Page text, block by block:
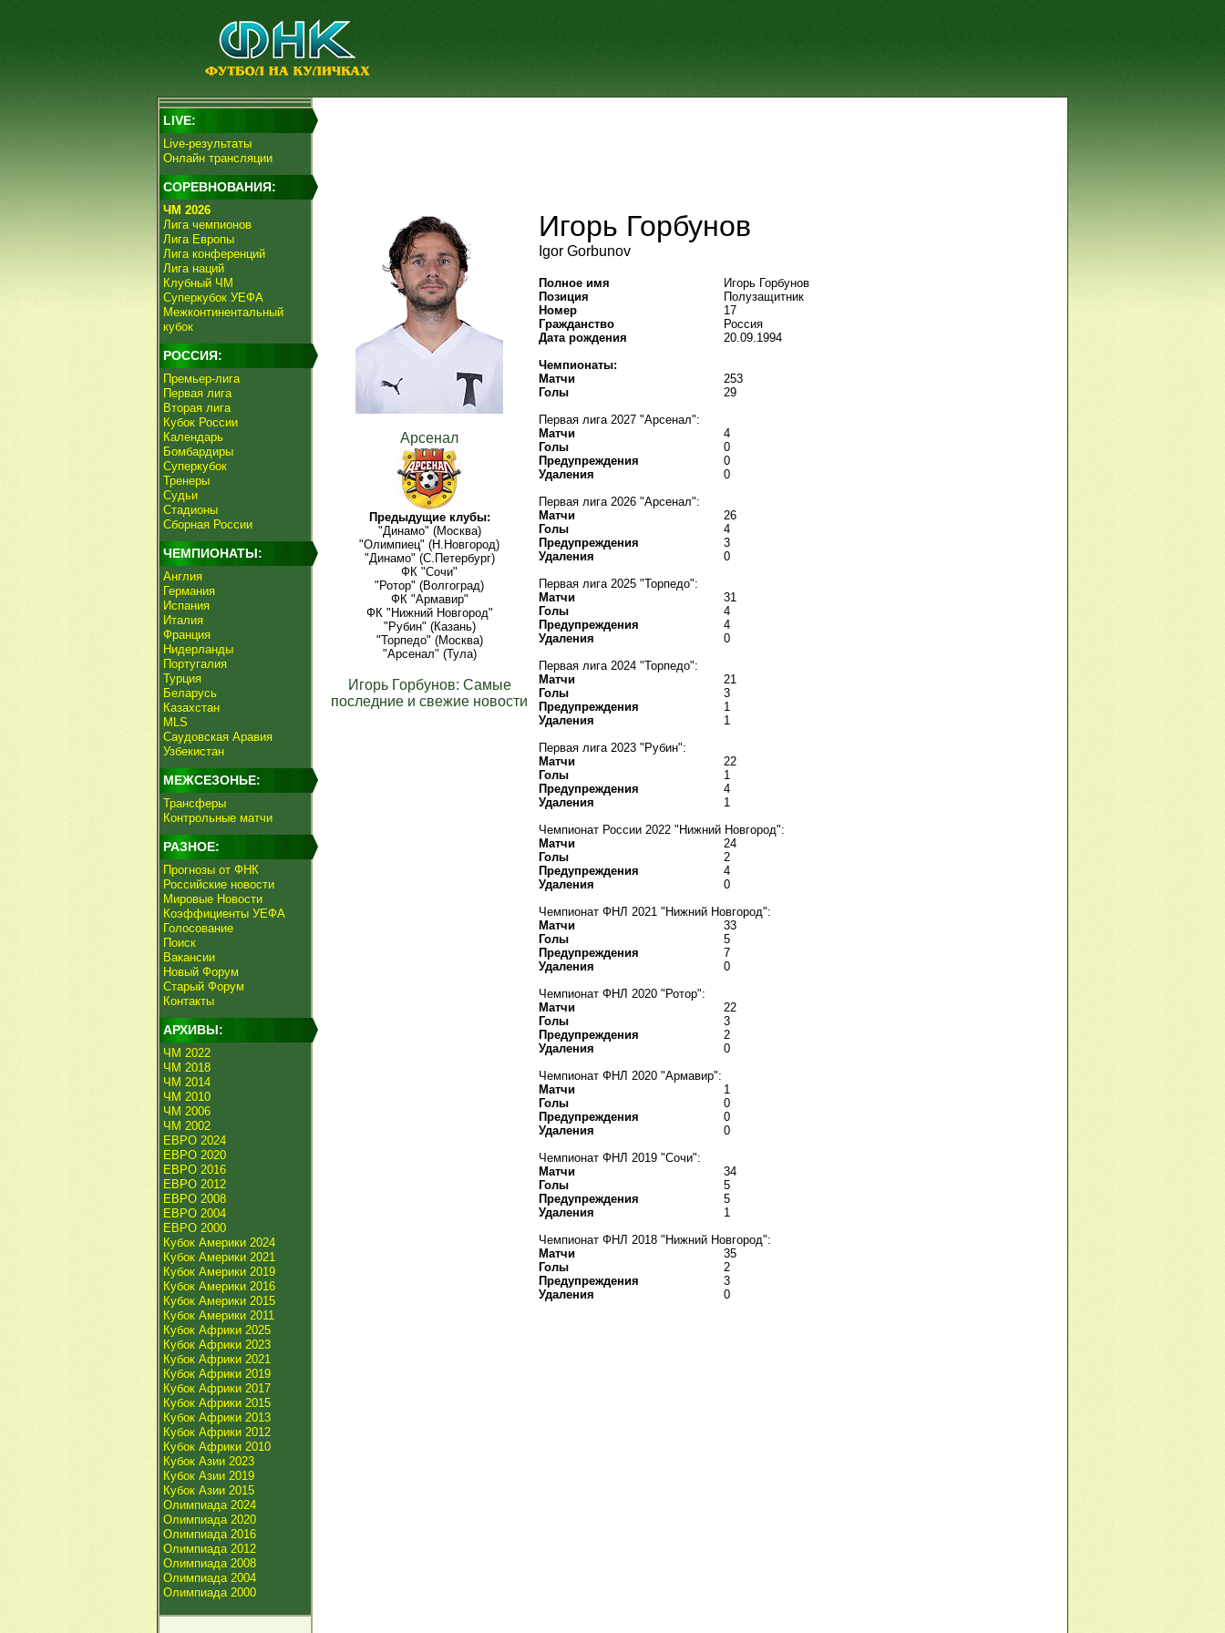
LIVE:
Live-результаты
Онлайн трансляции
СОРЕВНОВАНИЯ:
ЧМ 2026
Лига чемпионов
Лига Европы
Лига конференций
Лига наций
Клубный ЧМ
Суперкубок УЕФА
Межконтинентальный
кубок
РОССИЯ:
Премьер-лига
Первая лига
Вторая лига
Кубок России
Календарь
Бомбардиры
Суперкубок
Тренеры
Судьи
Стадионы
Сборная России
ЧЕМПИОНАТЫ:
Англия
Германия
Испания
Италия
Франция
Нидерланды
Португалия
Турция
Беларусь
Казахстан
MLS
Саудовская Аравия
Узбекистан
МЕЖСЕЗОНЬЕ:
Трансферы
Контрольные матчи
РАЗНОЕ:
Прогнозы от ФНК
Российские новости
Мировые Новости
Коэффициенты УЕФА
Голосование
Поиск
Вакансии
Новый Форум
Старый Форум
Контакты
АРХИВЫ:
ЧМ 2022
ЧМ 2018
ЧМ 2014
ЧМ 2010
ЧМ 2006
ЧМ 2002
ЕВРО 2024
ЕВРО 2020
ЕВРО 2016
ЕВРО 2012
ЕВРО 2008
ЕВРО 2004
ЕВРО 2000
Кубок Америки 2024
Кубок Америки 2021
Кубок Америки 2019
Кубок Америки 2016
Кубок Америки 2015
Кубок Америки 2011
Кубок Африки 2025
Кубок Африки 2023
Кубок Африки 2021
Кубок Африки 2019
Кубок Африки 2017
Кубок Африки 2015
Кубок Африки 2013
Кубок Африки 2012
Кубок Африки 2010
Кубок Азии 2023
Кубок Азии 2019
Кубок Азии 2015
Олимпиада 2024
Олимпиада 2020
Олимпиада 2016
Олимпиада 2012
Олимпиада 2008
Олимпиада 2004
Олимпиада 2000
Арсенал
Предыдущие клубы:
"Динамо" (Москва)
"Олимпиец" (Н.Новгород)
"Динамо" (С.Петербург)
ФК "Сочи"
"Ротор" (Волгоград)
ФК "Армавир"
ФК "Нижний Новгород"
"Рубин" (Казань)
"Торпедо" (Москва)
"Арсенал" (Тула)
Игорь Горбунов: Самые
последние и свежие новости
Игорь Горбунов
Igor Gorbunov
Полное имя
Игорь Горбунов
Позиция
Полузащитник
Номер
17
Гражданство
Россия
Дата рождения
20.09.1994
Чемпионаты:
Матчи
253
Голы
29
Первая лига 2027 "Арсенал":
Матчи
4
Голы
0
Предупреждения
0
Удаления
0
Первая лига 2026 "Арсенал":
Матчи
26
Голы
4
Предупреждения
3
Удаления
0
Первая лига 2025 "Торпедо":
Матчи
31
Голы
4
Предупреждения
4
Удаления
0
Первая лига 2024 "Торпедо":
Матчи
21
Голы
3
Предупреждения
1
Удаления
1
Первая лига 2023 "Рубин":
Матчи
22
Голы
1
Предупреждения
4
Удаления
1
Чемпионат России 2022 "Нижний Новгород":
Матчи
24
Голы
2
Предупреждения
4
Удаления
0
Чемпионат ФНЛ 2021 "Нижний Новгород":
Матчи
33
Голы
5
Предупреждения
7
Удаления
0
Чемпионат ФНЛ 2020 "Ротор":
Матчи
22
Голы
3
Предупреждения
2
Удаления
0
Чемпионат ФНЛ 2020 "Армавир":
Матчи
1
Голы
0
Предупреждения
0
Удаления
0
Чемпионат ФНЛ 2019 "Сочи":
Матчи
34
Голы
5
Предупреждения
5
Удаления
1
Чемпионат ФНЛ 2018 "Нижний Новгород":
Матчи
35
Голы
2
Предупреждения
3
Удаления
0